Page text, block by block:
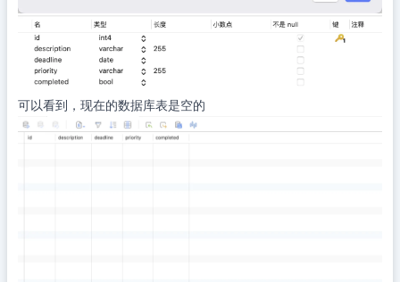
可以看到，现在的数据库表是空的